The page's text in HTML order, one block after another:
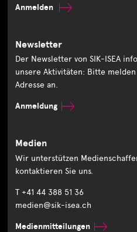
Anmelden
Newsletter
Der Newsletter von SIK-ISEA
unsere Aktivitäten: Bitte
Adresse an.
Anmeldung
Medien
Wir unterstützen
kontaktieren Sie uns.
T +41 44 388 51 36
medien@sik-isea.ch
Medienmitteilungen